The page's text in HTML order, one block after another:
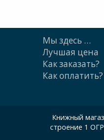
Мы здесь …
Лучшая цена
Как заказать?
Как оплатить?
Книжный
строение 1